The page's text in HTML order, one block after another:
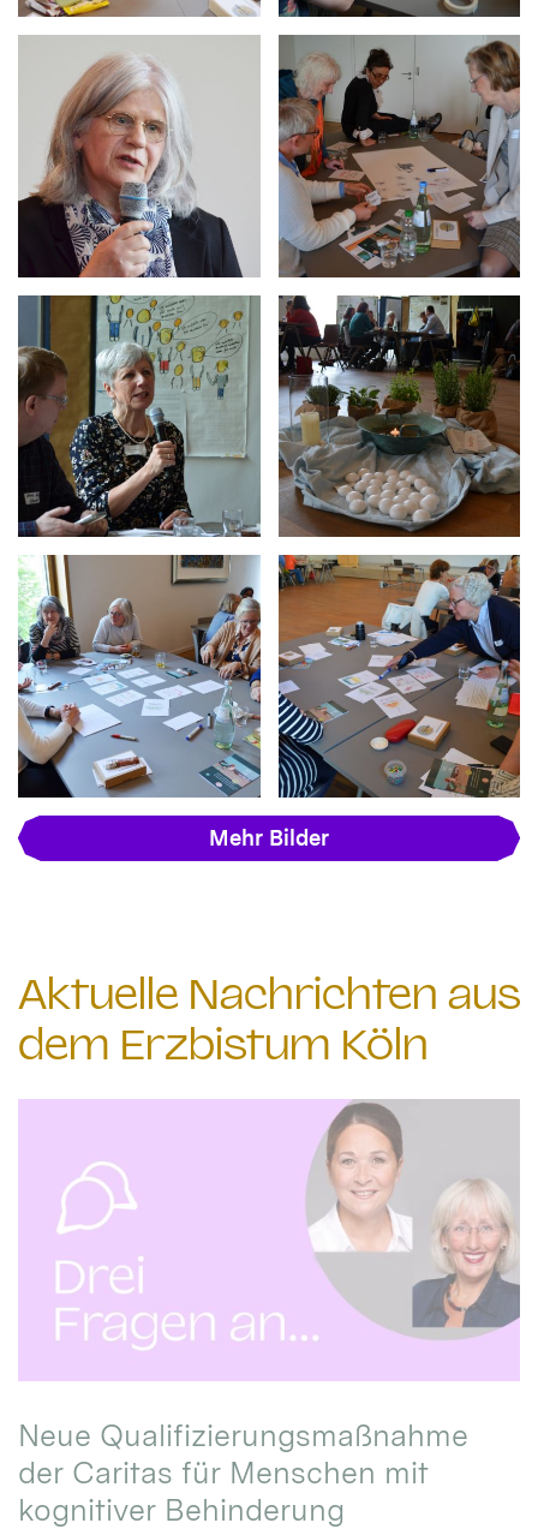
Mehr Bilder
Aktuelle Nachrichten aus
dem Erzbistum Köln
Neue Qualifizierungsmaßnahme
der Caritas für Menschen mit
kognitiver Behinderung